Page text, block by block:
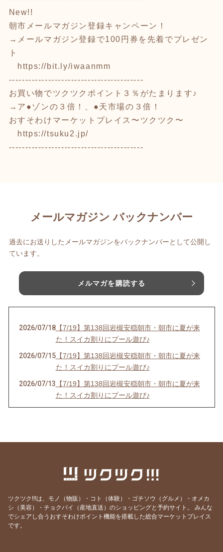
New!!
朝市メールマガジン登録キャンペーン！
→メールマガジン登録で100円券を先着でプレゼン
ト
https://bit.ly/iwaanmm
-----------------------------------------
お買い物でツクツクポイント３％がたまります♪
→ア●ゾンの３倍！、●天市場の３倍！
おすそわけマーケットプレイス〜ツクツク〜
https://tsuku2.jp/
-----------------------------------------
メールマガジン バックナンバー
過去にお送りしたメールマガジンをバックナンバーとして公開し
ています。
メルマガを購読する
2026/07/18【7/19】第138回岩槻安穏朝市・朝市に夏が来
た！スイカ割りにプール遊び♪
2026/07/15【7/19】第138回岩槻安穏朝市・朝市に夏が来
た！スイカ割りにプール遊び♪
2026/07/13 【7/19】第138回岩槻安穏朝市・朝市に夏が来
た！スイカ割りにプール遊び♪
【6/21】第137回岩槻安穏朝市・父の日ワーク
ショップまつり開催！パパ自慢大会で賞品をゲ
2026/06/10【6/21】第137回岩槻安穏朝市・父の日ワーク
ショップまつり開催！パパ自慢大会で賞品をゲ
ツクツク!!!は、モノ（物販）・コト（体験）・ゴチソウ（グルメ）・オメカ
シ（美容）・チョクバイ（産地直送）のショッピングと予約サイト。
みんな
でシェアし合うおすそわけポイント機能を搭載した総合マーケットプレイス
です。